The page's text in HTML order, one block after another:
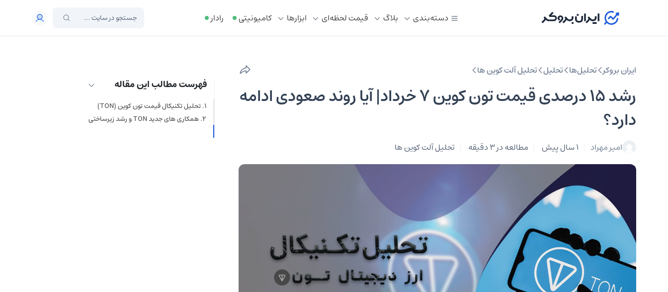
دسته‌بندی بلاگ قیمت لحظه‌ای ابزار‌ها کامیونیتی رادار
ایران بروکر تحلیل‌ها تحلیل‌ تحلیل آلت کوین ها
رشد ۱۵ درصدی قیمت تون کوین ۷ خرداد| آیا روند صعودی ادامه
دارد؟
امیر مهراد 1 سال پیش مطالعه در 3 دقیقه تحلیل آلت کوین ها
فهرست مطالب این مقاله
تحلیل تکنیکال قیمت تون کوین (TON)
همکاری‌ های جدید TON و رشد زیرساختی